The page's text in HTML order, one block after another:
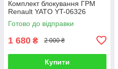
Комплект блокування ГРМ
Renault YATO YT-06326
Готово до відправки
1 680 ₴ 2 000 ₴
Купити